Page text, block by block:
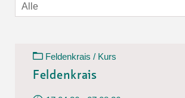
Alle
Feldenkrais / Kurs
Feldenkrais